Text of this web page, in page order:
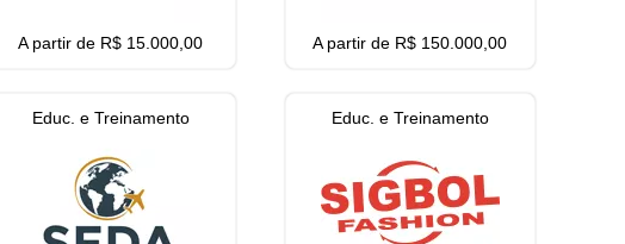
A partir de R$ 15.000,00 A partir de R$ 150.000,00
Educ. e Treinamento Educ. e Treinamento